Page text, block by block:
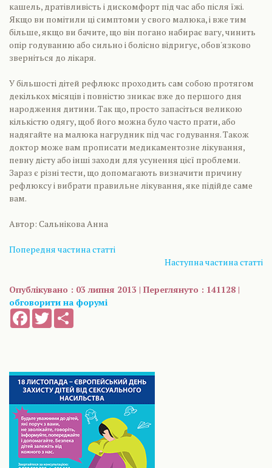
кашель, дратівливість і дискомфорт під час або після їжі.
Якщо ви помітили ці симптоми у свого малюка, і вже тим
більше, якщо ви бачите, що він погано набирає вагу, чинить
опір годуванню або сильно і болісно відригує, обов'язково
зверніться до лікаря.
У більшості дітей рефлюкс проходить сам собою протягом
декількох місяців і повністю зникає вже до першого дня
народження дитини. Так що, просто запасіться великою
кількістю одягу, щоб його можна було часто прати, або
надягайте на малюка нагрудник під час годування. Також
доктор може вам прописати медикаментозне лікування,
певну дієту або інші заходи для усунення цієї проблеми.
Зараз є різні тести, що допомагають визначити причину
рефлюксу і вибрати правильне лікування, яке підійде саме
вам.
Автор: Сальнікова Анна
Попередня частина статті
Наступна частина статті
Опублікувано : 03 липня 2013 | Переглянуто : 141128 |
обговорити на форумі
FacebookTwitter